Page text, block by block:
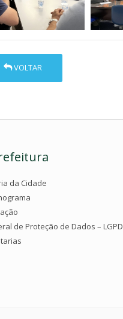
VOLTAR
da Cidade
de Proteção de Dados – LGPD